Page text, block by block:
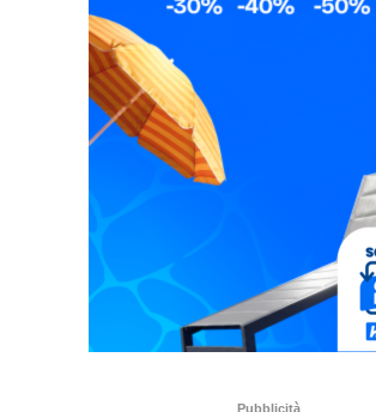
Pubblicità